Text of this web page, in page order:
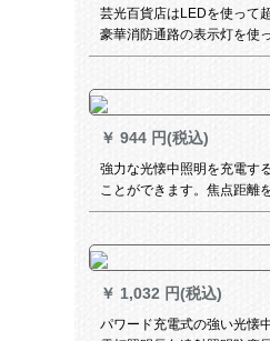
芸光百貨店はLEDを使って
豪華消防通路の表示灯を使
て、安全出口の避難標識が
の右側にあります。
￥ 944 円(税込)
強力な光懐中照明を充電す
ことができます。焦点距離
調節できます。防水の遠射
￥ 1,032 円(税込)
パワード充電式の強い光懐